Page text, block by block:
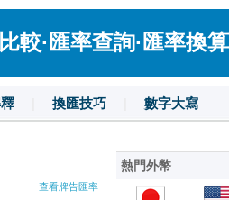
較·匯率查詢·匯率換
換匯技巧 數字大寫
查看牌告匯率
熱門外幣